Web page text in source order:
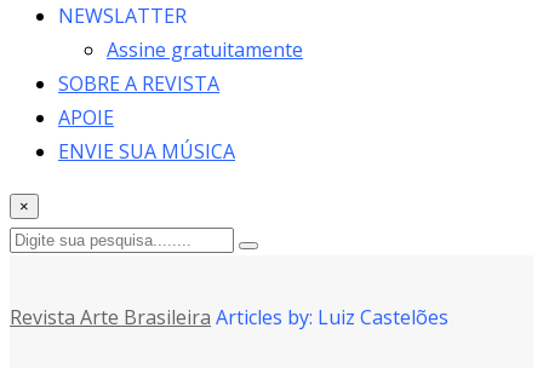
NEWSLATTER
Assine gratuitamente
SOBRE A REVISTA
APOIE
ENVIE SUA MÚSICA
×
Revista Arte Brasileira Articles by: Luiz Castelões